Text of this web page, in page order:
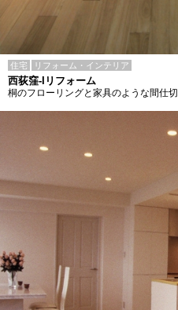
住宅 リフォーム・インテリア
西荻窪-Iリフォーム
桐のフローリングと家具のような間仕切